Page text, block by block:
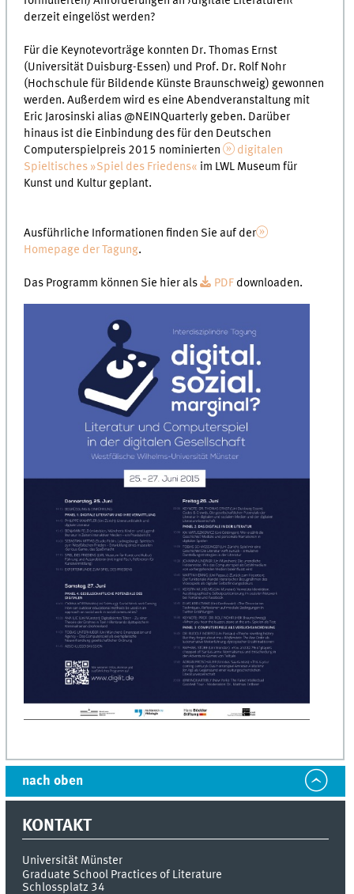
derzeit eingelöst werden?
Für die Keynotevorträge konnten Dr. Thomas Ernst
(Universität Duisburg-Essen) und Prof. Dr. Rolf Nohr
(Hochschule für Bildende Künste Braunschweig) gewonnen
werden. Außerdem wird es eine Abendveranstaltung mit
Eric Jarosinski alias @NEINQuarterly geben. Darüber
hinaus ist die Einbindung des für den Deutschen
Computerspielpreis 2015 nominierten
digitalen
Spieltisches »Spiel des Friedens« im LWL Museum für
Kunst und Kultur geplant.
Ausführliche Informationen finden Sie auf der
Homepage der Tagung.
Das Programm können Sie hier als PDF downloaden.
nach oben
KONTAKT
Universität Münster
Graduate School Practices of Literature
Schlossplatz 34